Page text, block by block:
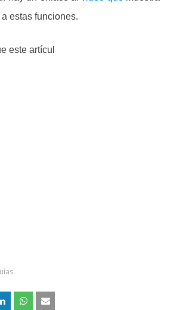
estas funciones.
este artícul